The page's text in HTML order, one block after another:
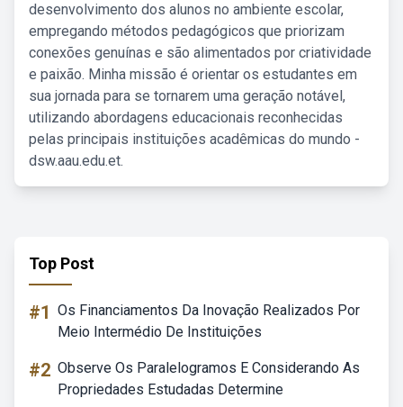
desenvolvimento dos alunos no ambiente escolar,
empregando métodos pedagógicos que priorizam
conexões genuínas e são alimentados por criatividade
e paixão. Minha missão é orientar os estudantes em
sua jornada para se tornarem uma geração notável,
utilizando abordagens educacionais reconhecidas
pelas principais instituições acadêmicas do mundo -
dsw.aau.edu.et.
Top Post
#1 Os Financiamentos Da Inovação Realizados Por
Meio Intermédio De Instituições
#2 Observe Os Paralelogramos E Considerando As
Propriedades Estudadas Determine